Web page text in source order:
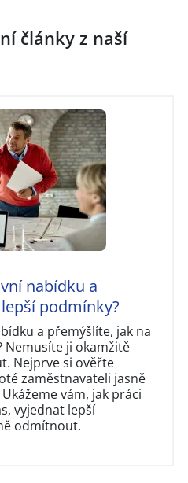
články z naší
nabídku a
podmínky?
a přemýšlíte, jak na
Nemusíte ji okamžitě
Nejprve si ověřte
zaměstnavateli jasně
vám, jak práci
vyjednat lepší
odmítnout.